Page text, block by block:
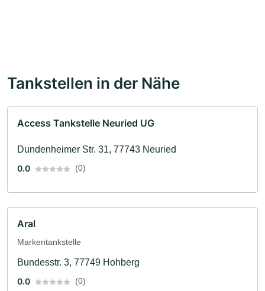
Tankstellen in der Nähe
Access Tankstelle Neuried UG
Dundenheimer Str. 31, 77743 Neuried
0.0
(0)
Aral
Markentankstelle
Bundesstr. 3, 77749 Hohberg
0.0
(0)